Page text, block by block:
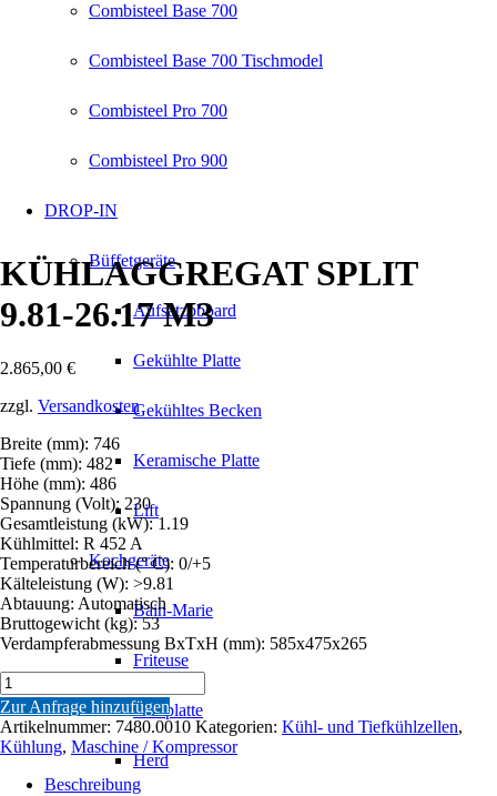
Combisteel Base 700
Combisteel Base 700 Tischmodel
Combisteel Pro 700
Combisteel Pro 900
DROP-IN
Büffetgeräte
Aufsatzbboard
Gekühlte Platte
Gekühltes Becken
Keramische Platte
Lift
Kochgeräte
Bain-Marie
Friteuse
Grillplatte
Herd
KÜHLAGGREGAT SPLIT
9.81-26.17 M3
2.865,00 €
zzgl. Versandkosten
Breite (mm): 746
Tiefe (mm): 482
Höhe (mm): 486
Spannung (Volt): 230
Gesamtleistung (kW): 1.19
Kühlmittel: R 452 A
Temperaturbereich (° C): 0/+5
Kälteleistung (W): >9.81
Abtauung: Automatisch
Bruttogewicht (kg): 53
Verdampferabmessung BxTxH (mm): 585x475x265
KÜHLAGGREGAT
SPLIT
9.81-
26.17
M3
Menge
Zur Anfrage hinzufügen
Artikelnummer: 7480.0010 Kategorien: Kühl- und Tiefkühlzellen,
Kühlung, Maschine / Kompressor
Beschreibung